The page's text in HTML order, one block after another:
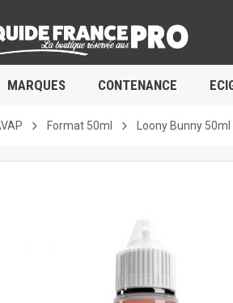
MARQUES CONTENANCE
Format 50ml Loony Bunny 50ml